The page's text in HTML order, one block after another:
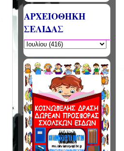
ΑΡΧΕΙΟΘΗΚΗ
ΣΕΛΙΔΑΣ